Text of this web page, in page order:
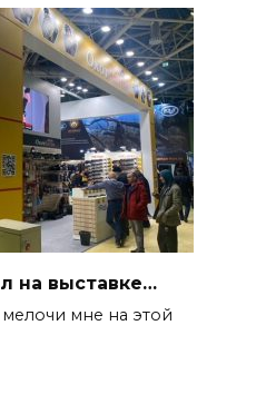
на выставке…
мне на этой